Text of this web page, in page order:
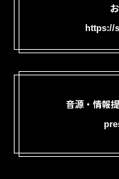
https://
音源・情報